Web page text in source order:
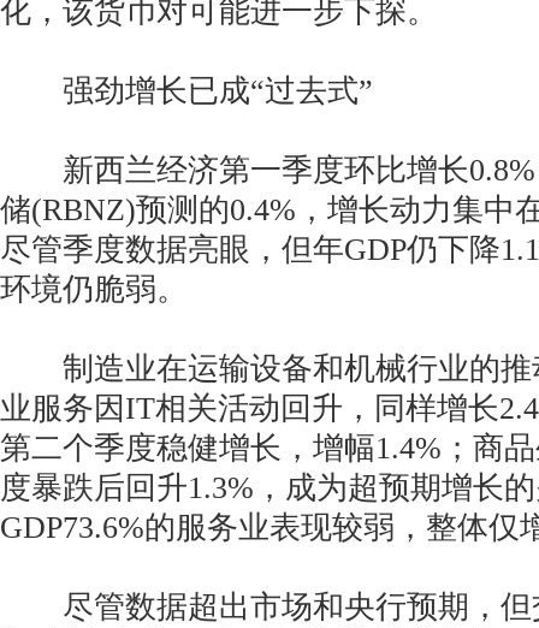
化，该货币对可能进一步下探。
强劲增长已成“过去式”
新西兰经济第一季度环比增长0.8%
储(RBNZ)预测的0.4%，增长动力集中
尽管季度数据亮眼，但年GDP仍下降
环境仍脆弱。
制造业在运输设备和机械行业的推
业服务因IT相关活动回升，同样增长
第二个季度稳健增长，增幅1.4%；商
度暴跌后回升1.3%，成为超预期增长
GDP73.6%的服务业表现较弱，整体仅
尽管数据超出市场和央行预期，但